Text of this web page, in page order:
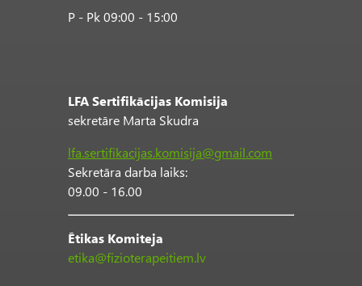
P - Pk 09:00 - 15:00
LFA Sertifikācijas Komisija
sekretāre Marta Skudra
lfa.sertifikacijas.komisija@gmail.com
Sekretāra darba laiks:
09.00 - 16.00
Ētikas Komiteja
etika@fizioterapeitiem.lv